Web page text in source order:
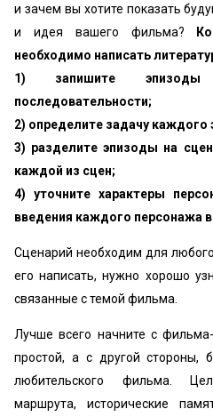
и зачем вы хотите показать
и идея вашего фильма?
необходимо написать
1) запишите эпизоды
последовательности;
2) определите задачу каждого
3) разделите эпизоды на
каждой из сцен;
4) уточните характеры
введения каждого персонажа
Сценарий необходим для
его написать, нужно хорошо
связанные с темой фильма.
Лучше всего начните с
простой, а с другой стороны,
любительского фильма.
маршрута, исторические